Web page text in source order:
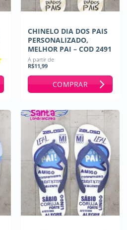
CHINELO DIA DOS PAIS
PERSONALIZADO,
MELHOR PAI – COD 2491
A partir de
R$11,99
COMPRAR